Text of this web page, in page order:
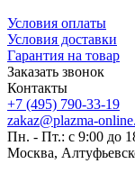
Условия оплаты
Условия доставки
Гарантия на товар
Заказать звонок
Контакты
+7 (495) 790-33-19
zakaz@plazma-
Пн. - Пт.: с 9:00 до
Москва,